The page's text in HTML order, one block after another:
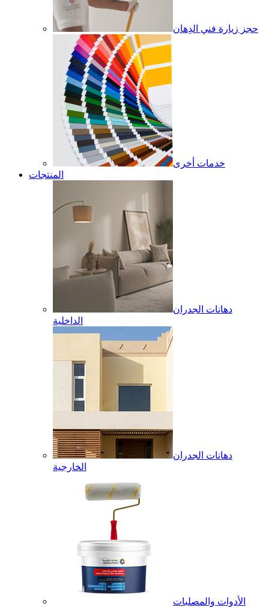
حجز زيارة فني الدِهان
خدمات أخرى
المنتجات
دهانات الجدران
الداخلية
دهانات الجدران
الخارجية
الأدوات والمصلبات